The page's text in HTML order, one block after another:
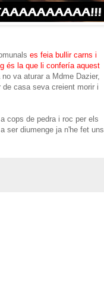
es feia bullir carns i
és la que li confería aquest
va aturar a Mdme Dazier,
casa seva creient morir i
cops de pedra i roc per els
a ser diumenge ja n'he fet uns